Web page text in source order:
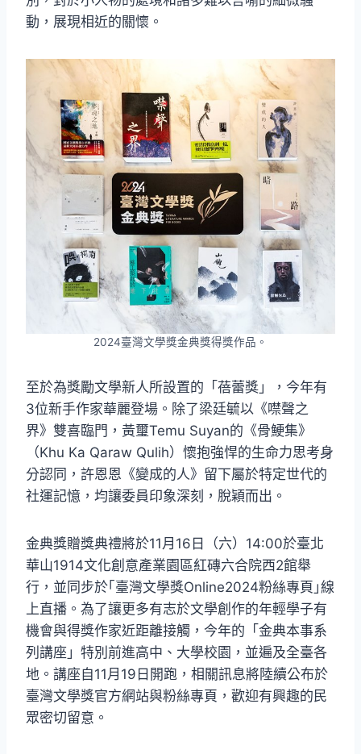
動，展現相近的關懷。
2024臺灣文學獎金典獎得獎作品。
至於為獎勵文學新人所設置的「蓓蕾獎」，今年有
3位新手作家華麗登場。除了梁廷毓以《噤聲之
界》雙喜臨門，黃璽Temu Suyan的《骨鯁集》
（Khu Ka Qaraw Qulih）懷抱強悍的生命力思考身
分認同，許恩恩《變成的人》留下屬於特定世代的
社運記憶，均讓委員印象深刻，脫穎而出。
金典獎贈獎典禮將於11月16日（六）14:00於臺北
華山1914文化創意產業園區紅磚六合院西2館舉
行，並同步於｢臺灣文學獎Online2024粉絲專頁｣線
上直播。為了讓更多有志於文學創作的年輕學子有
機會與得獎作家近距離接觸，今年的「金典本事系
列講座」特別前進高中、大學校園，並遍及全臺各
地。講座自11月19日開跑，相關訊息將陸續公布於
臺灣文學獎官方網站與粉絲專頁，歡迎有興趣的民
眾密切留意。